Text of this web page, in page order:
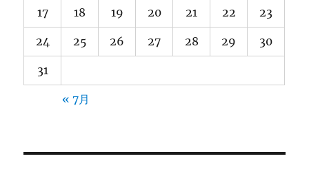
17 18 19 20 21 22 23
24 25 26 27 28 29 30
31
« 7月